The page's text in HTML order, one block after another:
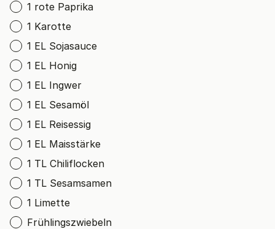
1 rote Paprika
1 Karotte
1 EL Sojasauce
1 EL Honig
1 EL Ingwer
1 EL Sesamöl
1 EL Reisessig
1 EL Maisstärke
1 TL Chiliflocken
1 TL Sesamsamen
1 Limette
Frühlingszwiebeln